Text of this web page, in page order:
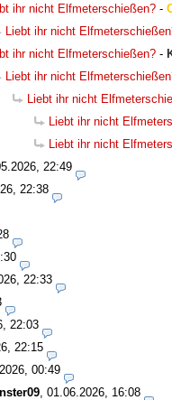
ihr nicht Elfmeterschießen? -
Liebt ihr nicht
ihr nicht Elfmeterschießen? -
Liebt ihr nicht
Liebt ihr nicht
Liebt ihr nicht
Liebt ihr nicht
22:49
22:38
22:33
22:03
22:15
00:49
01.06.2026, 16:08